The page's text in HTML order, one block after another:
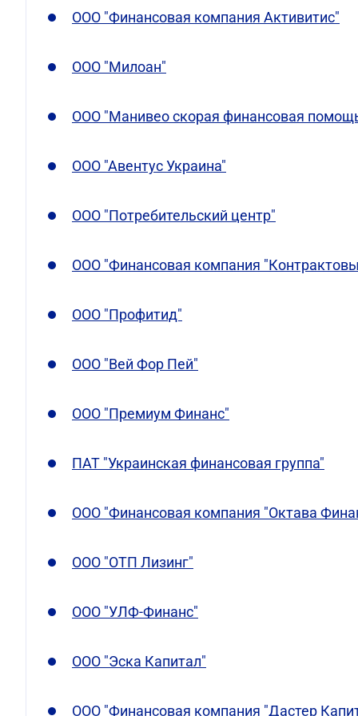
ООО "Финансовая компания Активитис"
ООО "Милоан"
ООО "Манивео скорая финансовая
ООО "Авентус Украина"
ООО "Потребительский центр"
ООО "Финансовая компания
ООО "Профитид"
ООО "Вей Фор Пей"
ООО "Премиум Финанс"
ПАТ "Украинская финансовая группа"
ООО "Финансовая компания "Октава
ООО "ОТП Лизинг"
ООО "УЛФ-Финанс"
ООО "Эска Капитал"
ООО "Финансовая компания "Дастер